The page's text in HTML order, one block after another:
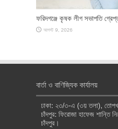
ফরিদগঞ্জে কৃষক লীগ সভাপতি
আগস্ট 9, 2026
বার্তা ও বাণিজ্যিক কার্যালয়
ঢাকা: ২৩/৩-এ (৩য় তলা),
চাঁদপুর: ফিরোজা হাফেজ শান্তি
চাঁদপুর।